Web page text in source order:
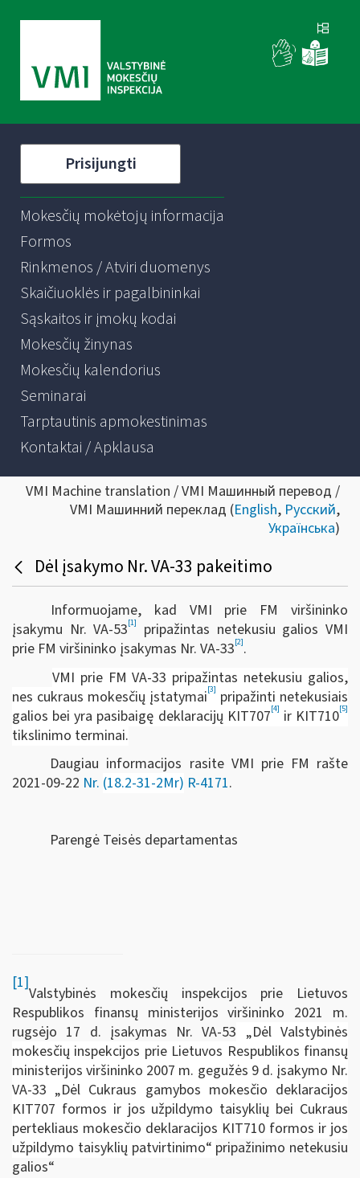
Prisijungti
Mokesčių mokėtojų informacija
Formos
Rinkmenos / Atviri duomenys
Skaičiuoklės ir pagalbininkai
Sąskaitos ir įmokų kodai
Mokesčių žinynas
Mokesčių kalendorius
Seminarai
Tarptautinis apmokestinimas
Kontaktai / Apklausa
VMI Machine translation / VMI Машинный перевод /
VMI Машинний переклад (English, Русский,
Українська)
Dėl įsakymo Nr. VA-33 pakeitimo
Informuojame, kad VMI prie FM viršininko
įsakymu Nr. VA-53[1]
pripažintas netekusiu galios VMI
prie FM viršininko įsakymas Nr. VA-33[2].
VMI prie FM VA-33 pripažintas netekusiu galios,
nes cukraus mokesčių įstatymai[3] pripažinti netekusiais
galios bei yra pasibaigę deklaracijų KIT707[4] ir KIT710[5]
tikslinimo terminai.
Daugiau informacijos rasite VMI prie FM rašte
2021-09-22 Nr. (18.2-31-2Mr) R-4171.
Parengė Teisės departamentas
[1]
Valstybinės mokesčių inspekcijos prie Lietuvos
Respublikos finansų ministerijos viršininko 2021 m.
rugsėjo 17 d. įsakymas Nr. VA-53 „Dėl Valstybinės
mokesčių inspekcijos prie Lietuvos Respublikos finansų
ministerijos viršininko 2007 m. gegužės 9 d. įsakymo Nr.
VA-33 „Dėl Cukraus gamybos mokesčio deklaracijos
KIT707 formos ir jos užpildymo taisyklių bei Cukraus
pertekliaus mokesčio deklaracijos KIT710 formos ir jos
užpildymo taisyklių patvirtinimo“ pripažinimo netekusiu
galios“